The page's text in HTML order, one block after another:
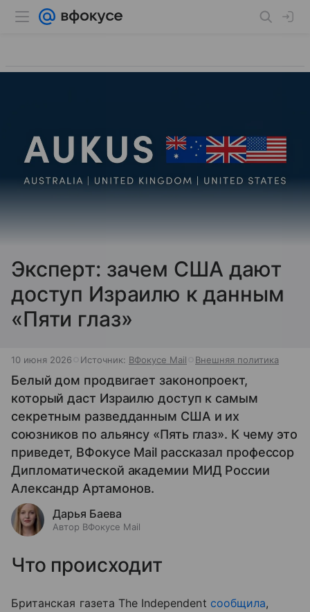
Эксперт: зачем США дают
доступ Израилю к данным
«Пяти глаз»
10 июня 2026 Источник: ВФокусе Mail Внешняя политика
Белый дом продвигает законопроект,
который даст Израилю доступ к самым
секретным разведданным США и их
союзников по альянсу «Пять глаз». К чему это
приведет, ВФокусе Mail рассказал профессор
Дипломатической академии МИД России
Александр Артамонов.
Дарья Баева
Автор ВФокусе Mail
Что происходит
Британская газета The Independent сообщила,